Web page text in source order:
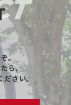
。
ら、
さい。